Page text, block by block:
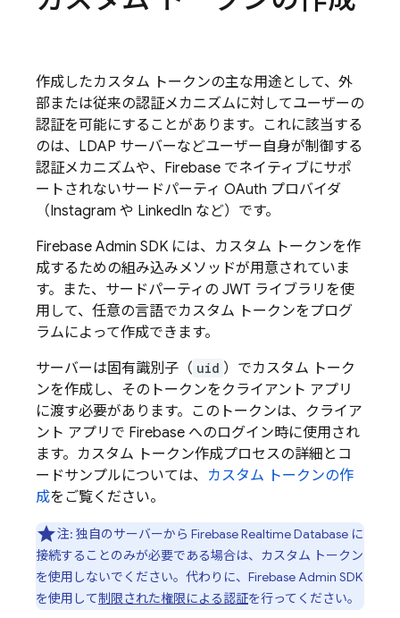
作成したカスタム トークンの主な用途として、外
部または従来の認証メカニズムに対してユーザーの
認証を可能にすることがあります。これに該当する
のは、LDAP サーバーなどユーザー自身が制御する
認証メカニズムや、 Firebase でネイティブにサポ
ートされないサードパーティ OAuth プロバイダ
（Instagram や LinkedIn など）です。
Firebase Admin SDK には、カスタム トークンを作
成するための組み込みメソッドが用意されていま
す。また、サードパーティの JWT ライブラリを使
用して、任意の言語でカスタム トークンをプログ
ラムによって作成できます。
サーバーは固有識別子（ uid ）でカスタム トーク
ンを作成し、そのトークンをクライアント アプリ
に渡す必要があります。このトークンは、クライア
ント アプリで Firebase へのログイン時に使用され
ます。カスタム トークン作成プロセスの詳細とコ
ードサンプルについては、 カスタム トークンの作
成をご覧ください。
注: 独自のサーバーから Firebase Realtime Database に
接続することのみが必要である場合は、カスタム トークン
を使用しないでください。代わりに、 FirebaseAdmin SDK
を使用して制限された権限による認証を行ってください。